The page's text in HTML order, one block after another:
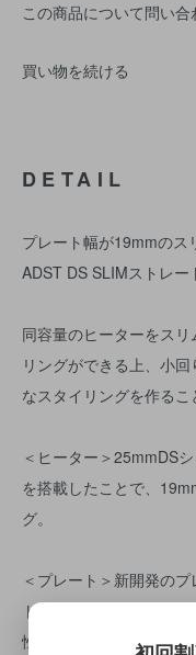
この商品について問い合
買い物を続ける
DETAIL
プレート幅が19mmのス
ADST DS SLIMストレー
同容量のヒーターをス
リングができる上、小
なスタイリングを作るこ
＜ヒーター＞25mmDS
を搭載したことで、
グ。
＜プレート＞新開発の
トSブラック」フッ素
性が進化。